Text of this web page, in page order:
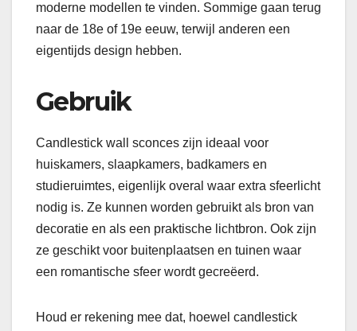
moderne modellen te vinden. Sommige gaan terug
naar de 18e of 19e eeuw, terwijl anderen een
eigentijds design hebben.
Gebruik
Candlestick wall sconces zijn ideaal voor
huiskamers, slaapkamers, badkamers en
studieruimtes, eigenlijk overal waar extra sfeerlicht
nodig is. Ze kunnen worden gebruikt als bron van
decoratie en als een praktische lichtbron. Ook zijn
ze geschikt voor buitenplaatsen en tuinen waar
een romantische sfeer wordt gecreëerd.
Houd er rekening mee dat, hoewel candlestick